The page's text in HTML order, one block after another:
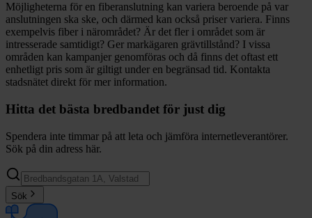
Möjligheterna för en fiberanslutning kan variera beroende på var
anslutningen ska ske, och därmed kan också priser variera. Finns
exempelvis fiber i närområdet? Är det fler i området som är
intresserade samtidigt? Ger markägaren grävtillstånd? I vissa
områden kan kampanjer genomföras och då finns det oftast ett
enhetligt pris som är giltigt under en begränsad tid. Kontakta
stadsnätet direkt för mer information.
Hitta det bästa bredbandet för just dig
Spendera inte timmar på att leta och jämföra internetleverantörer.
Sök på din adress här.
Sök